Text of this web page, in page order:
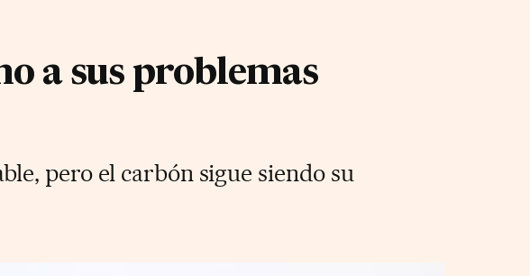
a sus problemas
pero el carbón sigue siendo su